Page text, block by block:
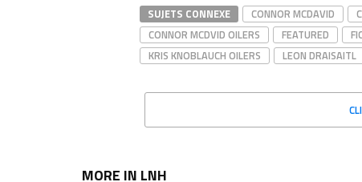
SUJETS CONNEXE CONNOR MCDAVID
CONNOR MCDVID OILERS
FEATURED
KRIS KNOBLAUCH OILERS
LEON DRAISAITL
MORE IN LNH